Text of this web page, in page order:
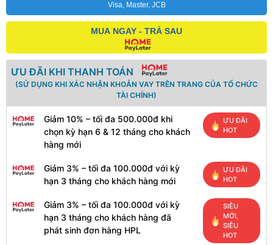
Visa, Master, JCB
MUA NGAY - TRẢ SAU
ƯU ĐÃI KHI THANH TOÁN
(SỬ DỤNG KHI XÁC NHẬN KHOẢN VAY TRÊN TRANG CỦA TỔ CHỨC
TÀI CHÍNH)
Giảm 10% – tối đa 500.000đ khi
chọn kỳ hạn 6 & 12 tháng cho khách
hàng mới
ƯU ĐÃI
HOT
Giảm 3% – tối đa 100.000đ với kỳ
hạn 3 tháng cho khách hàng mới
ƯU ĐÃI
HOT
Giảm 3% – tối đa 100.000đ với kỳ
hạn 3 tháng cho khách hàng đã
phát sinh đơn hàng HPL
SIÊU
MỚI,
SIÊU
HOT